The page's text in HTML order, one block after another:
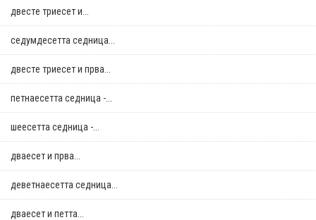
двестe триесет и...
седумдесетта седница...
двестe триесет и прва...
петнаесетта седница -...
шеесетта седница -...
дваесет и прва...
деветнаесетта седница...
дваесет и петта...